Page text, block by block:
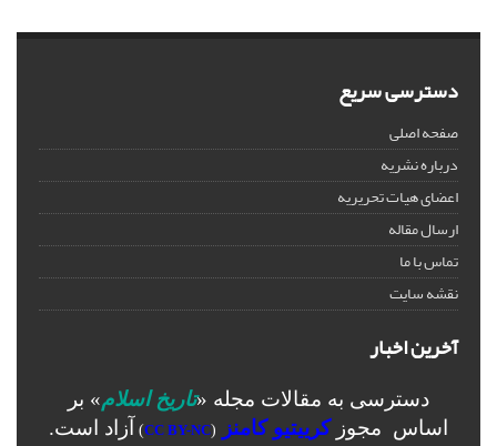
دسترسی سریع
صفحه اصلی
درباره نشریه
اعضای هیات تحریریه
ارسال مقاله
تماس با ما
نقشه سایت
آخرین اخبار
دسترسی به مقالات مجله «تاریخ اسلام» بر
اساس مجوزکرییتیو کامنز (
CC BY-NC
) آزاد است.